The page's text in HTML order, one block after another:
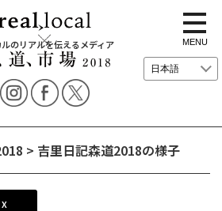
のリアルを伝えるメディア
t
o
g
g
e
i
i
MENU
> 吉里日記森道2018の様子
X